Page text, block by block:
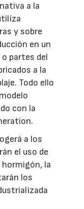
a la
y sobre
en un
partes del
a la
Todo ello
con la
a los
el uso de
la
los